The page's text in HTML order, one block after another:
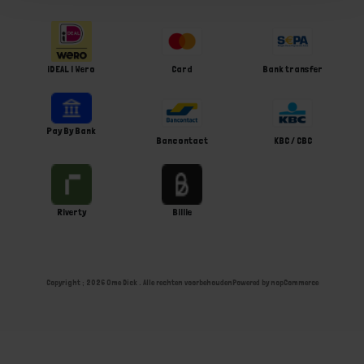
iDEAL | Wero Card Bank transfer
Pay By Bank
Bancontact
KBC / CBC
Riverty Billie
Copyright ; 2026 Ome Dick . Alle rechten voorbehoudenPowered by nopCommerce